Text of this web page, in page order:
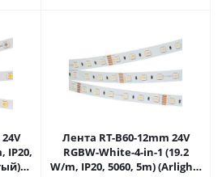
IP20,
Лента RT-B60-12mm 24V
RGBW-White-4-in-1 (19.2
W/m, IP20, 5060, 5m) (Arlight,